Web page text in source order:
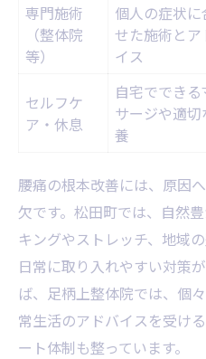
専門施術
（整体院
等）
個人の症状に
せた施術とア
イス
セルフケ
ア・休息
自宅でできる
サージや適切
養
腰痛の根本改善には、原因
欠です。松田町では、自然
キングやストレッチ、地域
日常に取り入れやすい対策
ば、足柄上整体院では、個
常生活のアドバイスを受け
ート体制も整っています。